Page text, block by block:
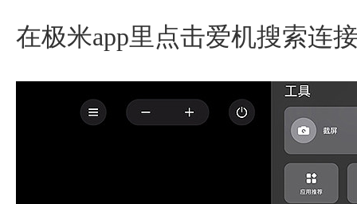
在极米app里点击爱机搜索连